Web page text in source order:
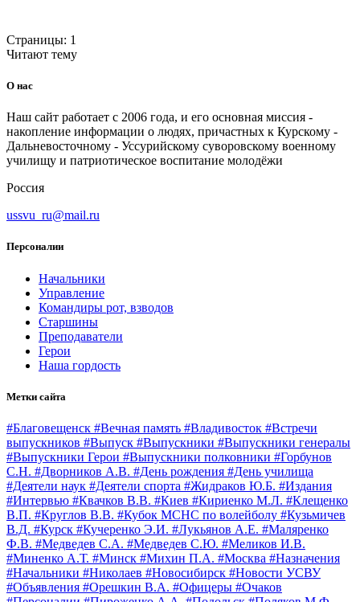
Страницы: 1
Читают тему
О нас
Наш сайт работает с 2006 года, и его основная миссия -
накопление информации о людях, причастных к Курскому -
Дальневосточному - Уссурийскому суворовскому военному
училищу и патриотическое воспитание молодёжи
Россия
ussvu_ru@mail.ru
Персоналии
Начальники
Управление
Командиры рот, взводов
Старшины
Преподаватели
Герои
Наша гордость
Метки сайта
#Благовещенск #Вечная память #Владивосток #Встречи
выпускников #Выпуск #Выпускники #Выпускники генералы
#Выпускники Герои #Выпускники полковники #Горбунов
С.Н. #Дворников А.В. #День рождения #День училища
#Деятели наук #Деятели спорта #Жидраков Ю.Б. #Издания
#Интервью #Квачков В.В. #Киев #Кириенко М.Л. #Клещенко
В.П. #Круглов В.В. #Кубок МСНС по волейболу #Кузьмичев
В.Д. #Курск #Кучеренко Э.И. #Лукьянов А.Е. #Маляренко
Ф.В. #Медведев С.А. #Медведев С.Ю. #Меликов И.В.
#Миненко А.Т. #Минск #Михин П.А. #Москва #Назначения
#Начальники #Николаев #Новосибирск #Новости УСВУ
#Объявления #Орешкин В.А. #Офицеры #Очаков